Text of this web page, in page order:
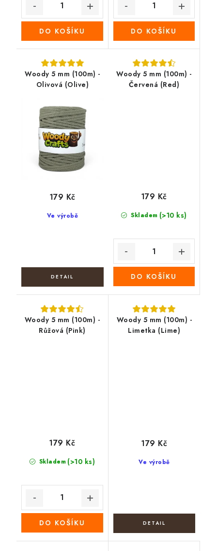
DO KOŠÍKU DO KOŠÍKU
Woody 5 mm (100m) -
Olivová (Olive)
Ve výrobě
179 Kč
Woody 5 mm (100m) -
Červená (Red)
Skladem (>10 ks)
179 Kč
DO KOŠÍKU
Woody 5 mm (100m) -
Růžová (Pink)
Skladem (>10 ks)
179 Kč
DO KOŠÍKU
Woody 5 mm (100m) -
Limetka (Lime)
Ve výrobě
179 Kč